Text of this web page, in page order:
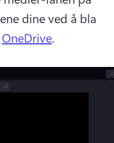
dine ved å bla
OneDrive.